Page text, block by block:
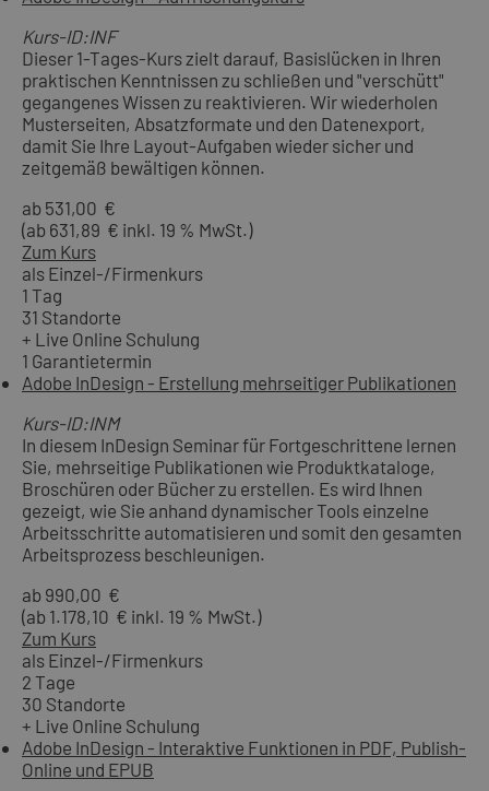
Kurs-ID:INF
Dieser 1-Tages-Kurs zielt darauf, Basislücken in Ihren
praktischen Kenntnissen zu schließen und "verschütt"
gegangenes Wissen zu reaktivieren. Wir wiederholen
Musterseiten, Absatzformate und den Datenexport,
damit Sie Ihre Layout-Aufgaben wieder sicher und
zeitgemäß bewältigen können.
ab 531,00 €
(ab 631,89 € inkl. 19 % MwSt.)
Zum Kurs
als Einzel-/Firmenkurs
1 Tag
31 Standorte
+ Live Online Schulung
1 Garantietermin
Adobe InDesign - Erstellung mehrseitiger Publikationen
Kurs-ID:INM
In diesem InDesign Seminar für Fortgeschrittene lernen
Sie, mehrseitige Publikationen wie Produktkataloge,
Broschüren oder Bücher zu erstellen. Es wird Ihnen
gezeigt, wie Sie anhand dynamischer Tools einzelne
Arbeitsschritte automatisieren und somit den gesamten
Arbeitsprozess beschleunigen.
ab 990,00 €
(ab 1.178,10 € inkl. 19 % MwSt.)
Zum Kurs
als Einzel-/Firmenkurs
2 Tage
30 Standorte
+ Live Online Schulung
Adobe InDesign - Interaktive Funktionen in PDF, Publish-
Online und EPUB